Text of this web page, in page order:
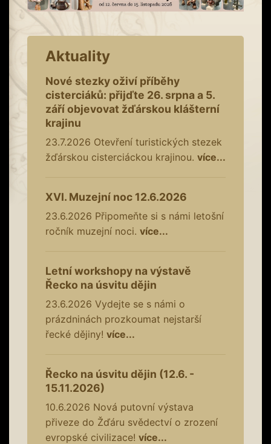
Aktuality
Nové stezky oživí příběhy
cisterciáků: přijďte 26. srpna a 5.
září objevovat žďárskou klášterní
krajinu
23.7.2026 Otevření turistických stezek
žďárskou cisterciáckou krajinou. více...
XVI. Muzejní noc 12.6.2026
23.6.2026 Připomeňte si s námi letošní
ročník muzejní noci. více...
Letní workshopy na výstavě
Řecko na úsvitu dějin
23.6.2026 Vydejte se s námi o
prázdninách prozkoumat nejstarší
řecké dějiny! více...
Řecko na úsvitu dějin (12.6. -
15.11.2026)
10.6.2026 Nová putovní výstava
přiveze do Žďáru svědectví o zrození
evropské civilizace! více...